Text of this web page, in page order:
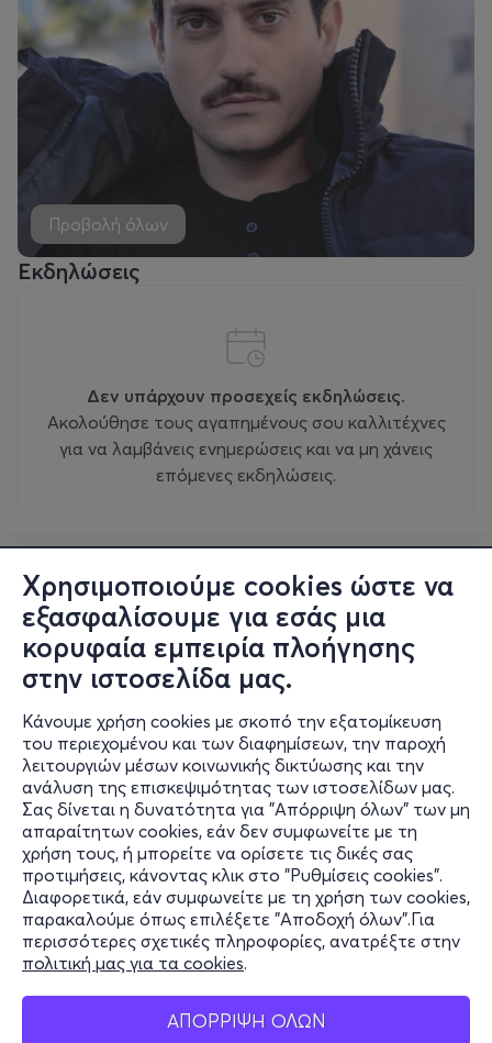
Χρησιμοποιούμε cookies ώστε να
εξασφαλίσουμε για εσάς μια
κορυφαία εμπειρία πλοήγησης
στην ιστοσελίδα μας.
Κάνουμε χρήση cookies με σκοπό την εξατομίκευση
του περιεχομένου και των διαφημίσεων, την παροχή
λειτουργιών μέσων κοινωνικής δικτύωσης και την
ανάλυση της επισκεψιμότητας των ιστοσελίδων μας.
Σας δίνεται η δυνατότητα για "Απόρριψη όλων" των μη
απαραίτητων cookies, εάν δεν συμφωνείτε με τη
χρήση τους, ή μπορείτε να ορίσετε τις δικές σας
προτιμήσεις, κάνοντας κλικ στο "Ρυθμίσεις cookies".
Διαφορετικά, εάν συμφωνείτε με τη χρήση των cookies,
παρακαλούμε όπως επιλέξετε "Αποδοχή όλων".Για
περισσότερες σχετικές πληροφορίες, ανατρέξτε στην
πολιτική μας για τα cookies.
ΑΠΟΡΡΙΨΗ ΟΛΩΝ
Προβολή όλων
Εκδηλώσεις
Δεν υπάρχουν προσεχείς εκδηλώσεις.
Ακολούθησε τους αγαπημένους σου καλλιτέχνες
για να λαμβάνεις ενημερώσεις και να μη χάνεις
επόμενες εκδηλώσεις.
Πληροφορίες
Υποστήριξη
Stay Connected
Mobile app